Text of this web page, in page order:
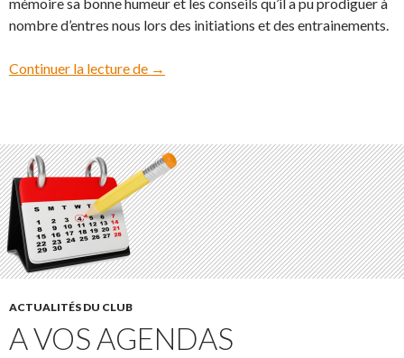
mémoire sa bonne humeur et les conseils qu’il a pu prodiguer à
nombre d’entres nous lors des initiations et des entrainements.
Continuer la lecture de Au Revoir Frédy !
→
ACTUALITÉS DU CLUB
A VOS AGENDAS